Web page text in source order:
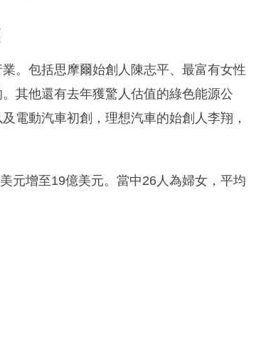
。包括思摩爾始創人陳志平、最富有女性
其他還有去年獲驚人估值的綠色能源公
電動汽車初創，理想汽車的始創人李翔，
元增至19億美元。當中26人為婦女，平均